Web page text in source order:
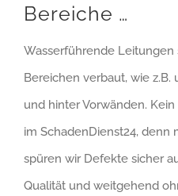
Bereiche …
Wasserführende
Bereichen verbaut, wie z.B.
und hinter Vorwänden.
im SchadenDienst24, denn
spüren wir Defekte sicher
Qualität und weitgehend